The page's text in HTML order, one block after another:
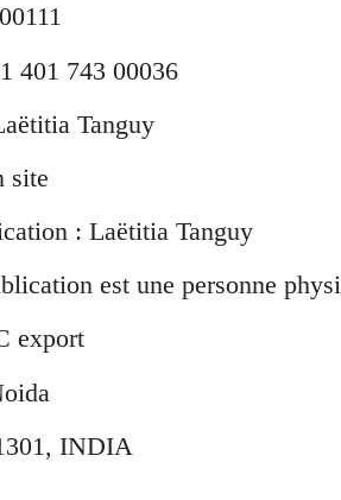
401 743 00036
Tanguy
site
: Laëtitia Tanguy
est une personne
export
INDIA